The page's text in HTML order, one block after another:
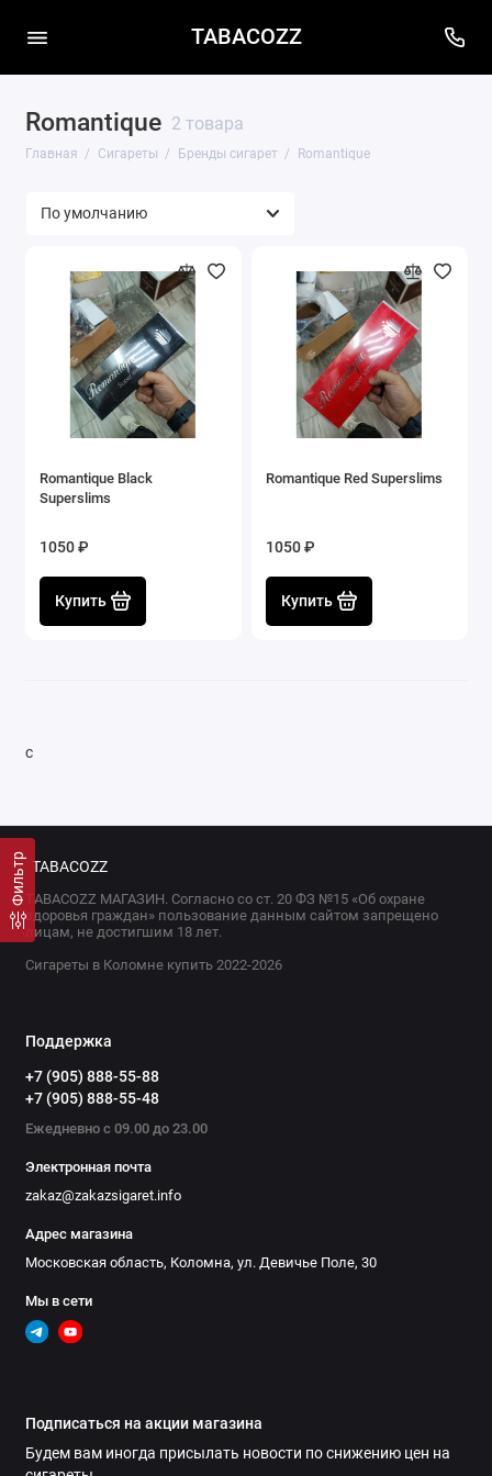
TABACOZZ
Romantique 2 товара
Главная Сигареты Бренды сигарет Romantique
Фильтр
Romantique Black
Superslims
1050 ₽
Купить
Romantique Red Superslims
1050 ₽
Купить
с
TABACOZZ
TABACOZZ МАГАЗИН. Согласно со ст. 20 ФЗ №15 «Об охране
здоровья граждан» пользование данным сайтом запрещено
лицам, не достигшим 18 лет.
Сигареты в Коломне купить 2022-2026
Поддержка
+7 (905) 888-55-88
+7 (905) 888-55-48
Ежедневно с 09.00 до 23.00
Электронная почта
zakaz@zakazsigaret.info
Адрес магазина
Московская область, Коломна, ул. Девичье Поле, 30
Мы в сети
Подписаться на акции магазина
Будем вам иногда присылать новости по снижению цен на